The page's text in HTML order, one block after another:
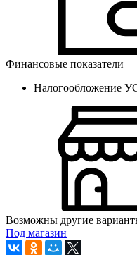
Финансовые показатели
Налогообложение
Возможны другие
Под магазин